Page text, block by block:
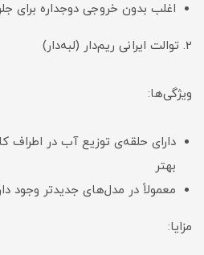
اغلب بدون خروجی دوجداره برای
2. توالت ایرانی ریم‌دار (لبه‌دار)
ویژگی‌ها:
دارای حلقه‌ی توزیع آب در
بهتر
معمولاً در مدل‌های جدیدتر وجود
مزایا: